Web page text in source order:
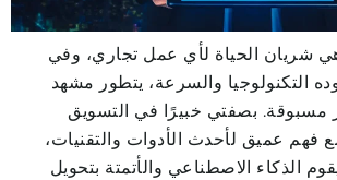
هي شريان الحياة لأي عمل تجاري، وفي
التكنولوجيا والسرعة، يتطور مشهد
مسبوقة. بصفتي خبيرًا في التسويق
مع فهم عميق لأحدث الأدوات والتقنيات،
الذكاء الاصطناعي والأتمتة بتحويل